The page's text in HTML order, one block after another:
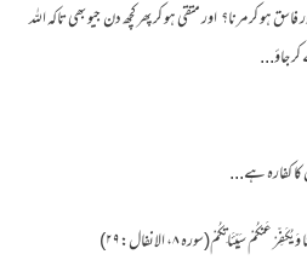
فاسق ہو کر مرنا؟ اور متقی ہو کر پھر کچھ دن جیو بھی تاکہ اللہ
جاؤ...
کفارہ ہے...
سَيِّئَاتِكُمْ(سورہ ۸، الانفال:۲۹)